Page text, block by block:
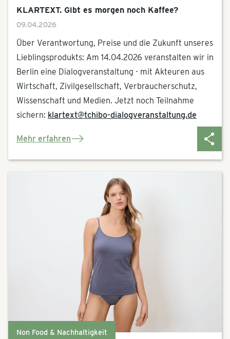
KLARTEXT. Gibt es morgen noch Kaffee?
09.04.2026
Über Verantwortung, Preise und die Zukunft unseres
Lieblingsprodukts: Am 14.04.2026 veranstalten wir in
Berlin eine Dialogveranstaltung - mit Akteuren aus
Wirtschaft, Zivilgesellschaft, Verbraucherschutz,
Wissenschaft und Medien. Jetzt noch Teilnahme
sichern: klartext@tchibo-dialogveranstaltung.de
Mehr erfahren
Non Food & Nachhaltigkeit